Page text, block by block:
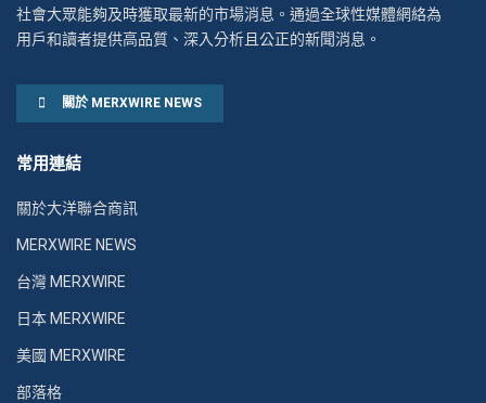
社會大眾能夠及時獲取最新的市場消息。通過全球性媒體網絡為
用戶和讀者提供高品質、深入分析且公正的新聞消息。
關於 MERXWIRE NEWS
常用連結
關於大洋聯合商訊
MERXWIRE NEWS
台灣 MERXWIRE
日本 MERXWIRE
美國 MERXWIRE
部落格